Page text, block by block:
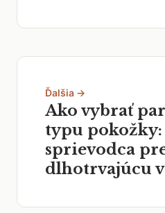
Ďalšia →
Ako vybrať
typu
sprievodca
dlhotrvajúcu